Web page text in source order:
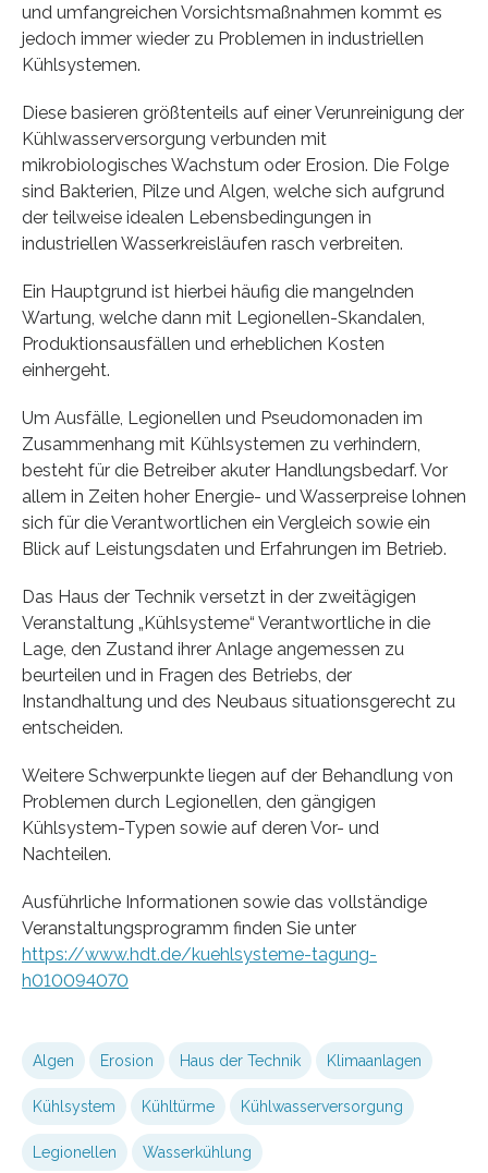
und umfangreichen Vorsichtsmaßnahmen kommt es
jedoch immer wieder zu Problemen in industriellen
Kühlsystemen.
Diese basieren größtenteils auf einer Verunreinigung der
Kühlwasserversorgung verbunden mit
mikrobiologisches Wachstum oder Erosion. Die Folge
sind Bakterien, Pilze und Algen, welche sich aufgrund
der teilweise idealen Lebensbedingungen in
industriellen Wasserkreisläufen rasch verbreiten.
Ein Hauptgrund ist hierbei häufig die mangelnden
Wartung, welche dann mit Legionellen-Skandalen,
Produktionsausfällen und erheblichen Kosten
einhergeht.
Um Ausfälle, Legionellen und Pseudomonaden im
Zusammenhang mit Kühlsystemen zu verhindern,
besteht für die Betreiber akuter Handlungsbedarf. Vor
allem in Zeiten hoher Energie- und Wasserpreise lohnen
sich für die Verantwortlichen ein Vergleich sowie ein
Blick auf Leistungsdaten und Erfahrungen im Betrieb.
Das Haus der Technik versetzt in der zweitägigen
Veranstaltung „Kühlsysteme“ Verantwortliche in die
Lage, den Zustand ihrer Anlage angemessen zu
beurteilen und in Fragen des Betriebs, der
Instandhaltung und des Neubaus situationsgerecht zu
entscheiden.
Weitere Schwerpunkte liegen auf der Behandlung von
Problemen durch Legionellen, den gängigen
Kühlsystem-Typen sowie auf deren Vor- und
Nachteilen.
Ausführliche Informationen sowie das vollständige
Veranstaltungsprogramm finden Sie unter
https://www.hdt.de/kuehlsysteme-tagung-
h010094070
Algen Erosion Haus der Technik Klimaanlagen
Kühlsystem Kühltürme Kühlwasserversorgung
Legionellen Wasserkühlung